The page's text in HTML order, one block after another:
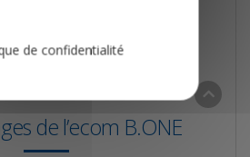
de l’ecom B.ONE
de confidentialité